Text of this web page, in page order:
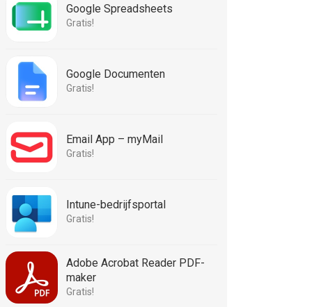
Google Spreadsheets
Gratis!
Google Documenten
Gratis!
Email App – myMail
Gratis!
Intune-bedrijfsportal
Gratis!
Adobe Acrobat Reader PDF-
maker
Gratis!